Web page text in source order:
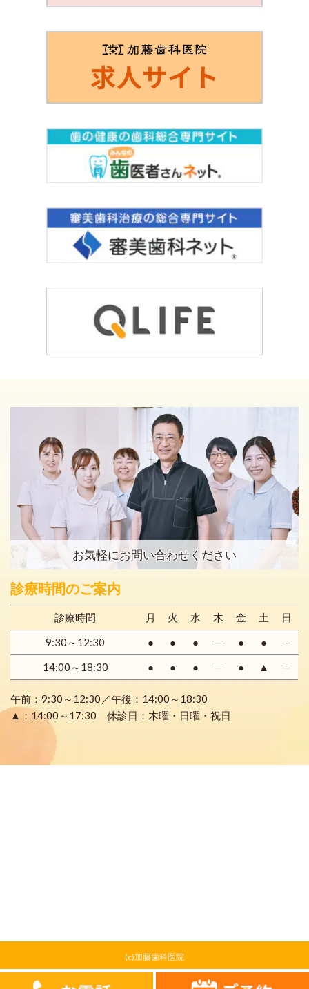
お気軽にお問い合わせください
診療時間のご案内
診療時間 月 火 水 木 金 土
日
9:30～12:30
● ● ● ─ ● ●
─
14:00～18:30
● ● ● ─ ● ▲ ─
午前：9:30～12:30／午後：14:00～18:30
▲：14:00～17:30 休診日：木曜・日曜・祝日
(c)加藤歯科医院